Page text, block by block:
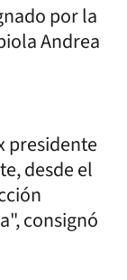
por la
Andrea
presidente
desde el
consignó